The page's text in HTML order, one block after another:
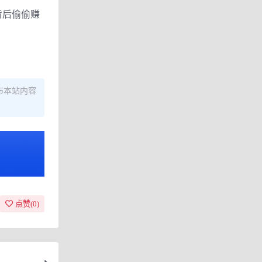
偷偷赚
本站内容
点赞(0)